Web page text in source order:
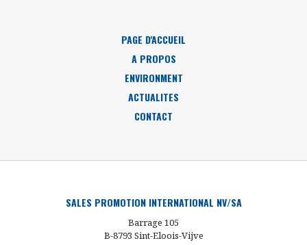
PAGE D'ACCUEIL
A PROPOS
ENVIRONMENT
ACTUALITES
CONTACT
SALES PROMOTION INTERNATIONAL NV/SA
Barrage 105
B-8793 Sint-Eloois-Vijve